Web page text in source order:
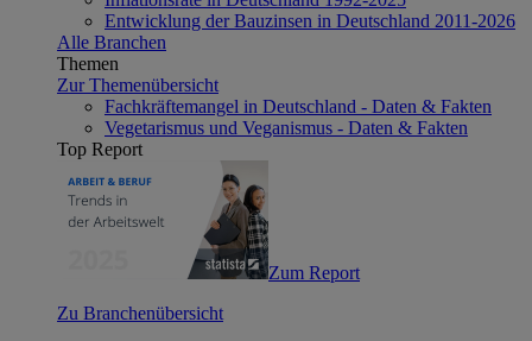
Entwicklung der Bauzinsen in Deutschland 2011-2026
Alle Branchen
Themen
Zur Themenübersicht
Fachkräftemangel in Deutschland - Daten & Fakten
Vegetarismus und Veganismus - Daten & Fakten
Top Report
Zum Report
Zu Branchenübersicht